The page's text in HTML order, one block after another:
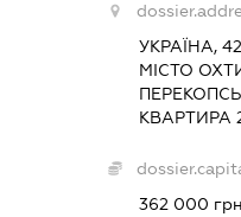
УКРАЇНА,
МІСТО
КВАРТИРА
362 000